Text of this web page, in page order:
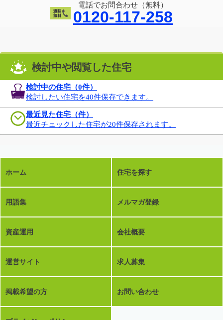
電話でお問合わせ（無料）
0120-117-258
検討中や閲覧した住宅
検討中の住宅（0件）
検討したい住宅を40件保存できます。
最近見た住宅（件）
最近チェックした住宅が20件保存されます。
ホーム 住宅を探す
用語集 メルマガ登録
資産運用 会社概要
運営サイト 求人募集
掲載希望の方 お問い合わせ